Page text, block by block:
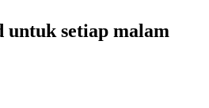
untuk setiap malam